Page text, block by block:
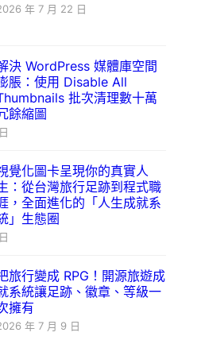
年 7 月 22 日
決 WordPress 媒體庫空間
脹：使用 Disable All
批次清理數十萬
餘縮圖
覺化圖卡呈現你的真實人
：從台灣旅行足跡到程式職
，全面進化的「人生成就系
」生態圈
旅行變成 RPG！開源旅遊成
系統讓足跡、徽章、等級一
擁有
年 7 月 9 日